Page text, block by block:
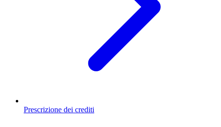
Prescrizione dei crediti